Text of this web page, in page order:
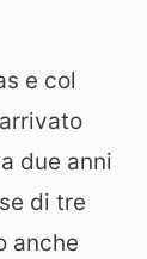
e col
due anni
di tre
anche